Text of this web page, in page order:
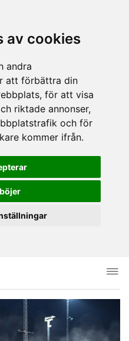
av cookies
andra
att förbättra din
för att visa
riktade annonser,
och för
kommer ifrån.